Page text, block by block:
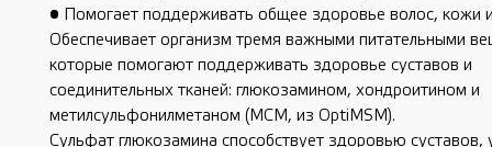
• Помогает поддерживать общее здоровье волос, кожи
Обеспечивает организм тремя важными питательными
которые помогают поддерживать здоровье суставов и
соединительных тканей: глюкозамином, хондроитином и
метилсульфонилметаном (МСМ, из OptiMSM).
Сульфат глюкозамина способствует здоровью суставов,